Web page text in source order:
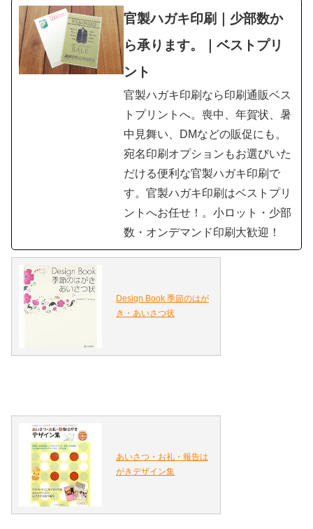
官製ハガキ印刷｜少部数か
ら承ります。｜ベストプリ
ント
官製ハガキ印刷なら印刷通販ベス
トプリントへ。喪中、年賀状、暑
中見舞い、DMなどの販促にも。
宛名印刷オプションもお選びいた
だける便利な官製ハガキ印刷で
す。官製ハガキ印刷はベストプリ
ントへお任せ！。小ロット・少部
数・オンデマンド印刷大歓迎！
Design Book 季節のはが
き・あいさつ状
あいさつ・お礼・報告は
がきデザイン集